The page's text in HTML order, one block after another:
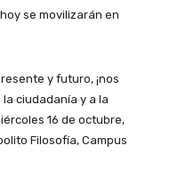
se movilizarán en
y futuro, ¡nos
ciudadanía y a la
16 de octubre,
Filosofía, Campus